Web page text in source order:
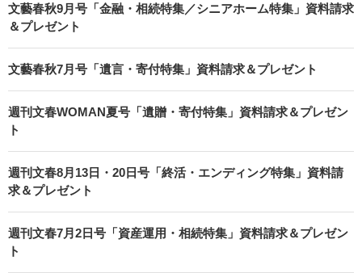
文藝春秋9月号「金融・相続特集／シニアホーム特集」資料請求
＆プレゼント
文藝春秋7月号「遺言・寄付特集」資料請求＆プレゼント
週刊文春WOMAN夏号「遺贈・寄付特集」資料請求＆プレゼン
ト
週刊文春8月13日・20日号「終活・エンディング特集」資料請
求＆プレゼント
週刊文春7月2日号「資産運用・相続特集」資料請求＆プレゼン
ト